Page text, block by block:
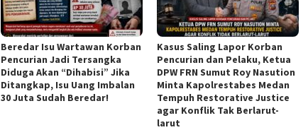
Beredar Isu Wartawan Korban
Pencurian Jadi Tersangka
Diduga Akan “Dihabisi” Jika
Ditangkap, Isu Uang Imbalan
30 Juta Sudah Beredar!
Kasus Saling Lapor Korban
Pencurian dan Pelaku, Ketua
DPW FRN Sumut Roy Nasution
Minta Kapolrestabes Medan
Tempuh Restorative Justice
agar Konflik Tak Berlarut-
larut